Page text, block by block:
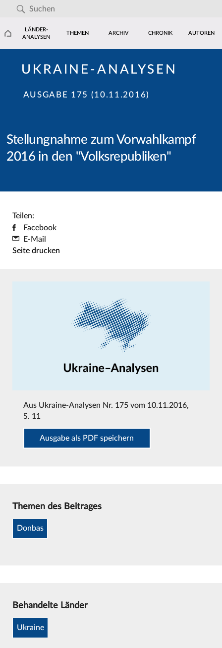
LÄNDER-
ANALYSEN
THEMEN ARCHIV CHRONIK AUTOREN
UKRAINE-ANALYSEN
AUSGABE 175 (10.11.2016)
Stellungnahme zum Vorwahlkampf
2016 in den "Volksrepubliken"
Teilen:
Facebook
E-Mail
Seite drucken
Aus Ukraine-Analysen Nr. 175 vom 10.11.2016,
S. 11
Ausgabe als PDF speichern
Themen des Beitrages
Donbas
Behandelte Länder
Ukraine